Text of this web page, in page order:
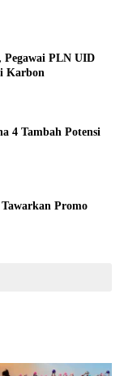
PLN UID
Karbon
4 Tambah Potensi
Promo